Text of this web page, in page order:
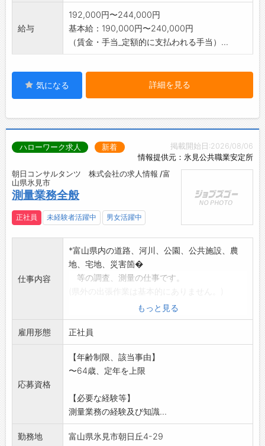
を大切にし、応援します♪
【職場の雰囲気】
・社員同士の仲が良く、活気あふれる職場でや
・20代～30代の役職者も活躍しており、自分
に合った目標を持って働けることが当社の強み
【先輩社員の声】
「研修期間中は、教育担当の方が私たちのペー
スに合わせて進めてくださり、あっという間に
時間が過ぎました。」
「お客様一人ひとりとじっくり向き合える環境
『こんなに親切に対応してもらえるなんて！』
と感動の声をいただくこともあり、とても嬉し
かったです。
また、先輩方も皆さん親切で優しく、知識や
スキルが豊富なので、尊敬しています。
いつか私も『この人についていきたい！』と
思ってもらえるようなスタッフになりたいで
給与
192,000円〜244,000円
基本給：190,000円〜240,000円
（賃金・手当_定額的に支払われる手当）...
気になる 詳細を見る
掲載開始日:2026/08/06
情報提供元：氷見公共職業安定所
ハローワーク求人 新着
朝日コンサルタンツ 株式会社の求人情報 /富
山県氷見市
測量業務全般
正社員 未経験者活躍中 男女活躍中
仕事内容
*富山県内の道路、河川、公園、公共施設、農
地、宅地、災害箇�
等の調査、測量の仕事です。
資格取得のため、講習会等参加の出張はあり
ます。
(長くて1週間程度)
*約7割が外の仕事で、3割は事業所内での業務
になります。
外の仕事は、レベル、トータルステーショ
ザー、地上レーザー、GPS測量機器等を使用
した測量作業を行
っていただきます。
事業所内では、パソコンでワード、エクセ
もっと見る
雇用形態 正社員
応募資格
【年齢制限、該当事由】
〜64歳、定年を上限
【必要な経験等】
測量業務の経験及び知識...
勤務地 富山県氷見市朝日丘4-29